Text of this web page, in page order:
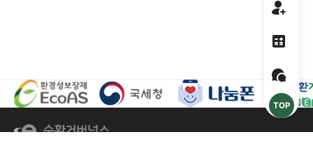
회원가입
예상분담
자주 묻는
TOP